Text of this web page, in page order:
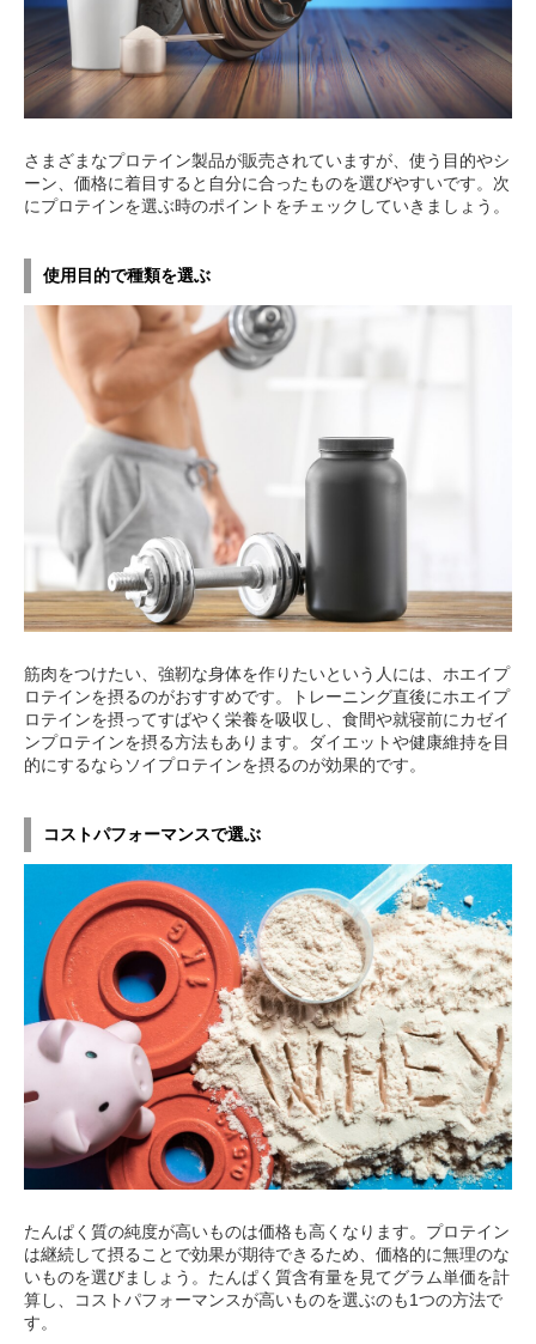
さまざまなプロテイン製品が販売されていますが、使う目的やシ
ーン、価格に着目すると自分に合ったものを選びやすいです。次
にプロテインを選ぶ時のポイントをチェックしていきましょう。
使用目的で種類を選ぶ
筋肉をつけたい、強靭な身体を作りたいという人には、ホエイプ
ロテインを摂るのがおすすめです。トレーニング直後にホエイプ
ロテインを摂ってすばやく栄養を吸収し、食間や就寝前にカゼイ
ンプロテインを摂る方法もあります。ダイエットや健康維持を目
的にするならソイプロテインを摂るのが効果的です。
コストパフォーマンスで選ぶ
たんぱく質の純度が高いものは価格も高くなります。プロテイン
は継続して摂ることで効果が期待できるため、価格的に無理のな
いものを選びましょう。たんぱく質含有量を見てグラム単価を計
算し、コストパフォーマンスが高いものを選ぶのも1つの方法で
す。